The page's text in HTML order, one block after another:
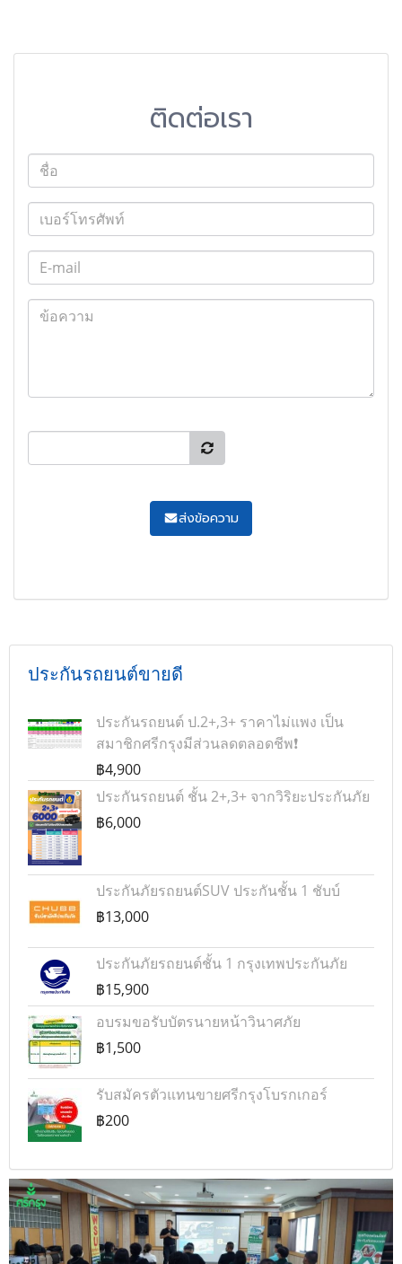
ติดต่อเรา
ส่งข้อความ
ประกันรถยนต์ขายดี
ประกันรถยนต์ ป.2+,3+ ราคาไม่แพง เป็น
สมาชิกศรีกรุงมีส่วนลดตลอดชีพ❗
฿4,900
ประกันรถยนต์ ชั้น 2+,3+ จากวิริยะประกันภัย
฿6,000
ประกันภัยรถยนต์SUV ประกันชั้น 1 ชับบ์
฿13,000
ประกันภัยรถยนต์ชั้น 1 กรุงเทพประกันภัย
฿15,900
อบรมขอรับบัตรนายหน้าวินาศภัย
฿1,500
รับสมัครตัวแทนขายศรีกรุงโบรกเกอร์
฿200